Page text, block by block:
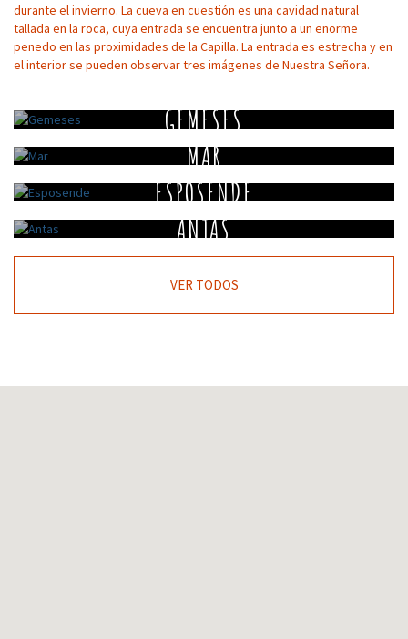
durante el invierno. La cueva en cuestión es una cavidad natural
tallada en la roca, cuya entrada se encuentra junto a un enorme
penedo en las proximidades de la Capilla. La entrada es estrecha y en
el interior se pueden observar tres imágenes de Nuestra Señora.
GEMESES
MAR
ESPOSENDE
ANTAS
VER TODOS